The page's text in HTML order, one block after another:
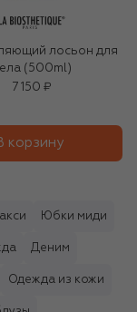
лосьон для
(500ml)
7 150 ₽
корзину
Юбки миди
Деним
Одежда из кожи